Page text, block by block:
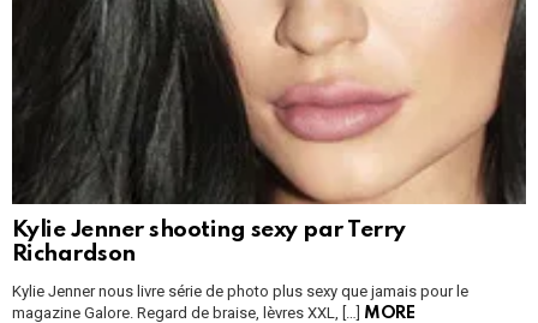
Kylie Jenner shooting sexy par Terry
Richardson
Kylie Jenner nous livre série de photo plus sexy que jamais pour le
magazine Galore. Regard de braise, lèvres XXL, […] MORE